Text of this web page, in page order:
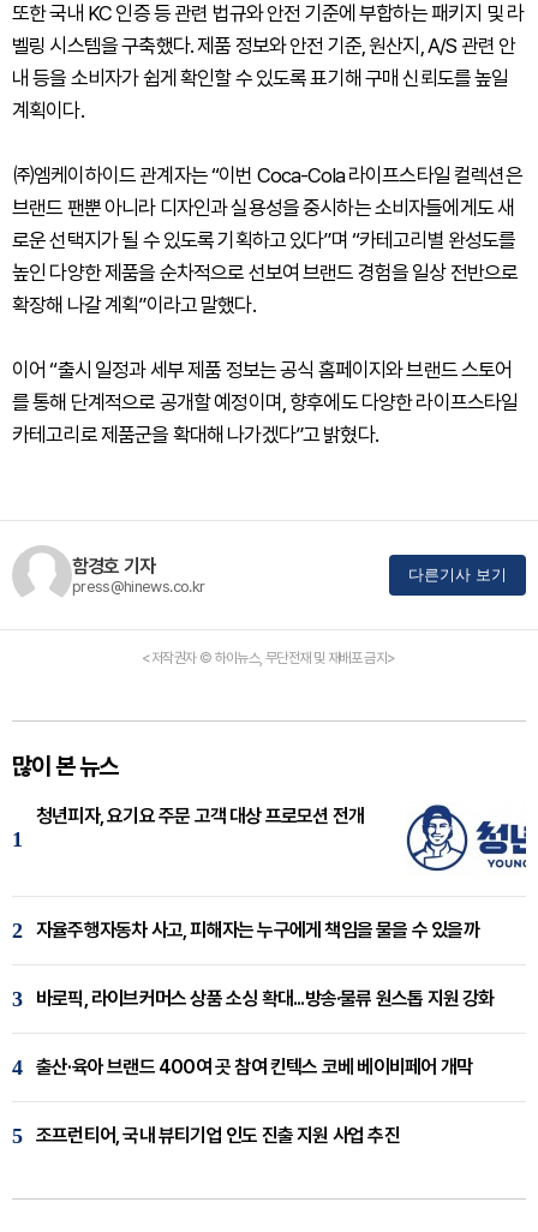
또한 국내 KC 인증 등 관련 법규와 안전 기준에 부합하는 패키지 및 라
벨링 시스템을 구축했다. 제품 정보와 안전 기준, 원산지, A/S 관련 안
내 등을 소비자가 쉽게 확인할 수 있도록 표기해 구매 신뢰도를 높일
계획이다.
㈜엠케이하이드 관계자는 “이번 Coca-Cola 라이프스타일 컬렉션은
브랜드 팬뿐 아니라 디자인과 실용성을 중시하는 소비자들에게도 새
로운 선택지가 될 수 있도록 기획하고 있다”며 “카테고리별 완성도를
높인 다양한 제품을 순차적으로 선보여 브랜드 경험을 일상 전반으로
확장해 나갈 계획”이라고 말했다.
이어 “출시 일정과 세부 제품 정보는 공식 홈페이지와 브랜드 스토어
를 통해 단계적으로 공개할 예정이며, 향후에도 다양한 라이프스타일
카테고리로 제품군을 확대해 나가겠다”고 밝혔다.
함경호 기자
press@hinews.co.kr
다른기사 보기
<저작권자 © 하이뉴스, 무단전재 및 재배포 금지>
많이 본 뉴스
1
청년피자, 요기요 주문 고객 대상 프로모션 전개
2 자율주행자동차 사고, 피해자는 누구에게 책임을 물을 수 있을까
3 바로픽, 라이브커머스 상품 소싱 확대...방송·물류 원스톱 지원 강화
4 출산·육아 브랜드 400여 곳 참여 킨텍스 코베 베이비페어 개막
5 조프런티어, 국내 뷰티기업 인도 진출 지원 사업 추진